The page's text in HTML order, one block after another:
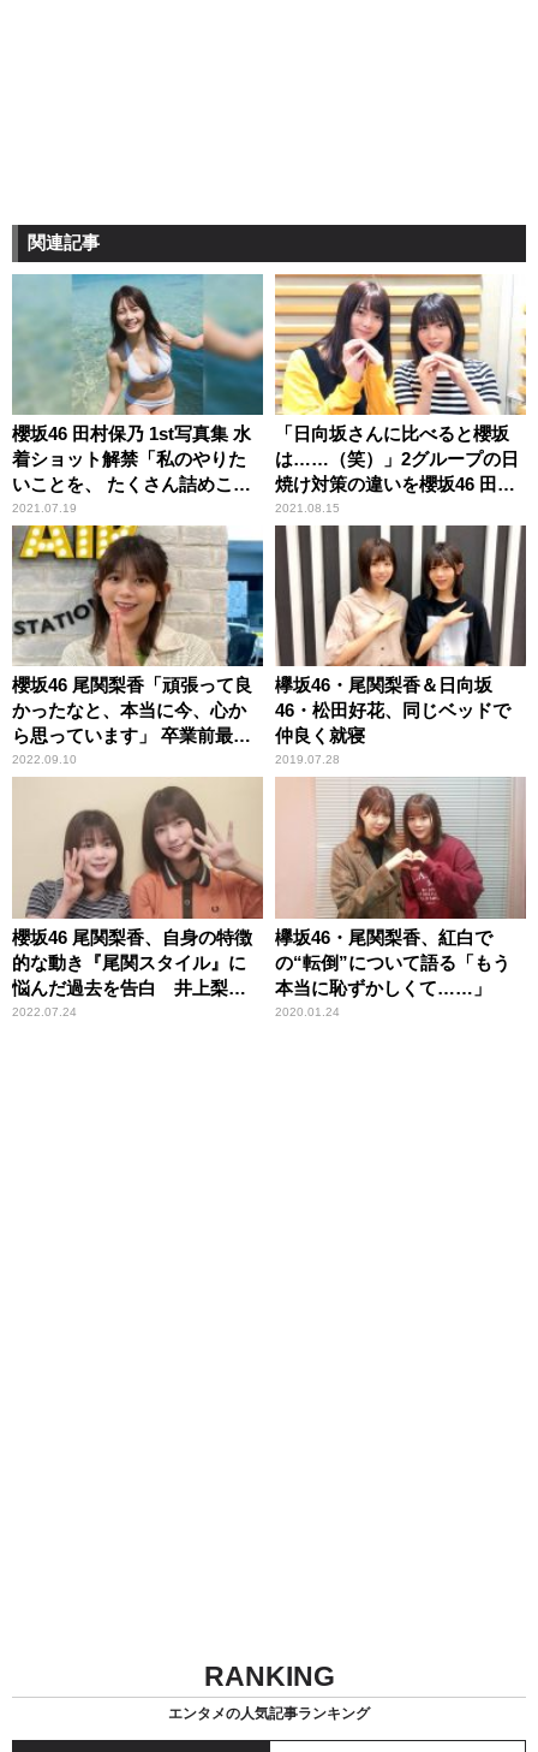
関連記事
櫻坂46 田村保乃 1st写真集 水
着ショット解禁「私のやりた
いことを、 たくさん詰めこん
でもらいました」
2021.07.19
「日向坂さんに比べると櫻坂
は……（笑）」2グループの日
焼け対策の違いを櫻坂46 田村
保乃＆尾関梨香が振り返る
2021.08.15
櫻坂46 尾関梨香「頑張って良
かったなと、本当に今、心か
ら思っています」 卒業前最後
の『オールナイトニッポン』
で『ラジオ』という存在に感
2022.09.10
欅坂46・尾関梨香＆日向坂
46・松田好花、同じベッドで
仲良く就寝
2019.07.28
櫻坂46 尾関梨香、自身の特徴
的な動き『尾関スタイル』に
悩んだ過去を告白 井上梨名
「みんな大好きですよ～？」
2022.07.24
欅坂46・尾関梨香、紅白で
の“転倒”について語る「もう
本当に恥ずかしくて……」
2020.01.24
RANKING
エンタメの人気記事ランキング